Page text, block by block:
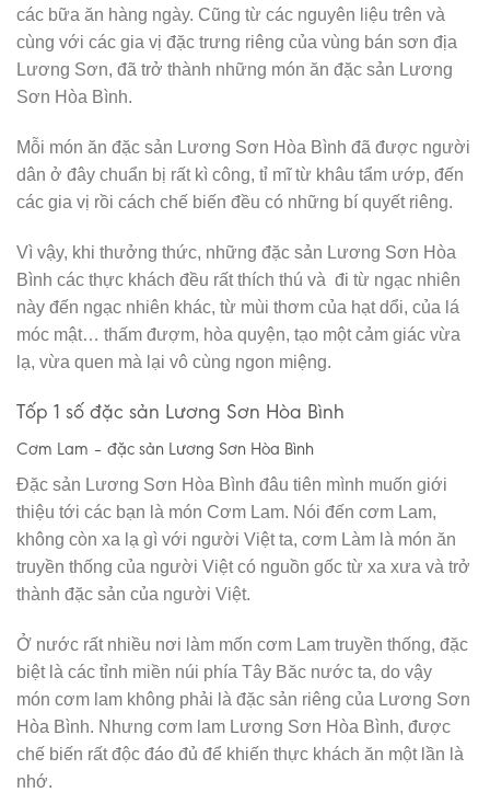
các bữa ăn hàng ngày. Cũng từ các nguyên liệu trên và
cùng với các gia vị đặc trưng riêng của vùng bán sơn địa
Lương Sơn, đã trở thành những món ăn đặc sản Lương
Sơn Hòa Bình.
Mỗi món ăn đặc sản Lương Sơn Hòa Bình đã được người
dân ở đây chuẩn bị rất kì công, tỉ mĩ từ khâu tẩm ướp, đến
các gia vị rồi cách chế biến đều có những bí quyết riêng.
Vì vậy, khi thưởng thức, những đặc sản Lương Sơn Hòa
Bình các thực khách đều rất thích thú và đi từ ngạc nhiên
này đến ngạc nhiên khác, từ mùi thơm của hạt dổi, của lá
móc mật… thấm đượm, hòa quyện, tạo một cảm giác vừa
lạ, vừa quen mà lại vô cùng ngon miệng.
Tốp 1 số đặc sản Lương Sơn Hòa Bình
Cơm Lam – đặc sản Lương Sơn Hòa Bình
Đặc sản Lương Sơn Hòa Bình đâu tiên mình muốn giới
thiệu tới các bạn là món Cơm Lam. Nói đến cơm Lam,
không còn xa lạ gì với người Việt ta, cơm Làm là món ăn
truyền thống của người Việt có nguồn gốc từ xa xưa và trở
thành đặc sản của người Việt.
Ở nước rất nhiều nơi làm mốn cơm Lam truyền thống, đặc
biệt là các tỉnh miền núi phía Tây Băc nước ta, do vậy
món cơm lam không phải là đặc sản riêng của Lương Sơn
Hòa Bình. Nhưng cơm lam Lương Sơn Hòa Bình, được
chế biến rất độc đáo đủ để khiến thực khách ăn một lần là
nhớ.